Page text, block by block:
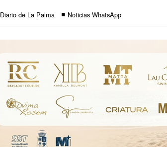
Diario de La Palma Noticias WhatsApp